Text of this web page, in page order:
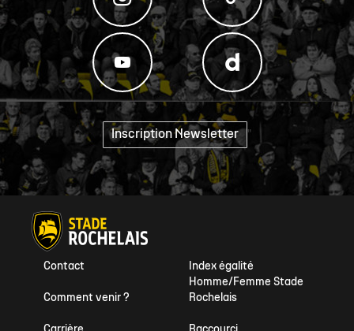
Inscription Newsletter "
Index égalité
Homme/Femme Stade
Rochelais
Contact
Comment venir ?